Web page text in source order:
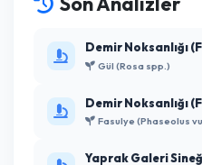
Son Analizler
Gül (Rosa spp.)